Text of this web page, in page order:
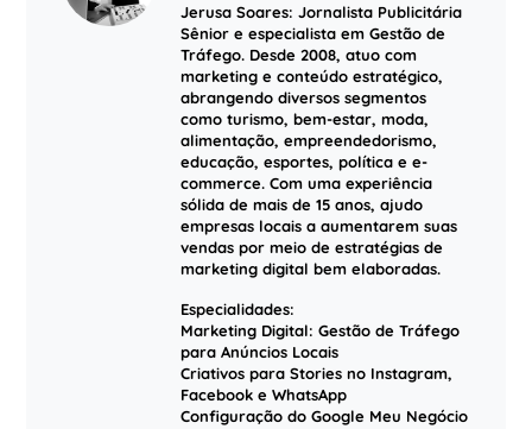
Jerusa Soares: Jornalista Publicitária
Sênior e especialista em Gestão de
Tráfego. Desde 2008, atuo com
marketing e conteúdo estratégico,
abrangendo diversos segmentos
como turismo, bem-estar, moda,
alimentação, empreendedorismo,
educação, esportes, política e e-
commerce. Com uma experiência
sólida de mais de 15 anos, ajudo
empresas locais a aumentarem suas
vendas por meio de estratégias de
marketing digital bem elaboradas.
Especialidades:
Marketing Digital: Gestão de Tráfego
para Anúncios Locais
Criativos para Stories no Instagram,
Facebook e WhatsApp
Configuração do Google Meu Negócio